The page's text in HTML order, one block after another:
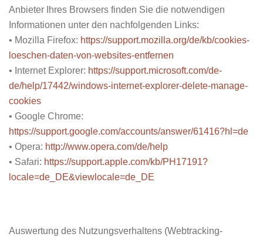
Anbieter Ihres Browsers finden Sie die notwendigen
Informationen unter den nachfolgenden Links:
• Mozilla Firefox: https://support.mozilla.org/de/kb/cookies-
loeschen-daten-von-websites-entfernen
• Internet Explorer: https://support.microsoft.com/de-
de/help/17442/windows-internet-explorer-delete-manage-
cookies
• Google Chrome:
https://support.google.com/accounts/answer/61416?hl=de
• Opera: http://www.opera.com/de/help
• Safari: https://support.apple.com/kb/PH17191?
locale=de_DE&viewlocale=de_DE
Auswertung des Nutzungsverhaltens (Webtracking-